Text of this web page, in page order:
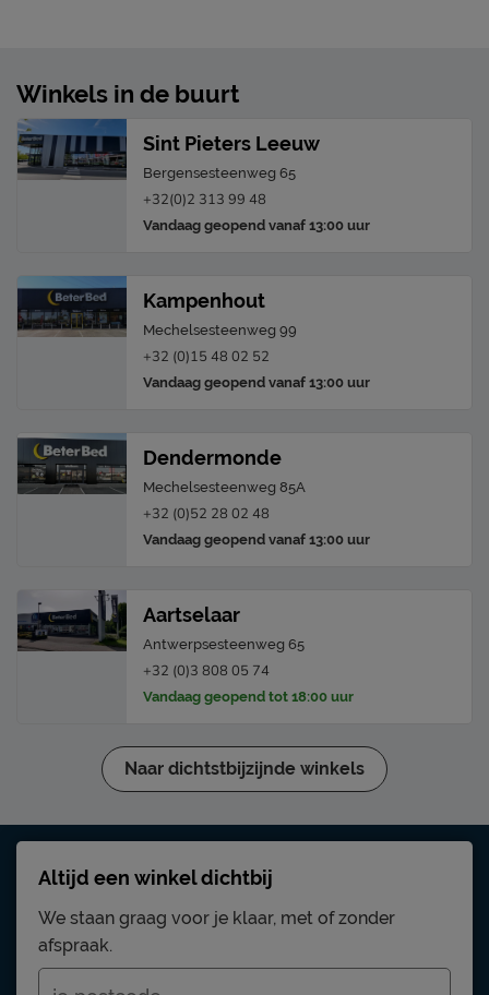
Winkels in de buurt
Sint Pieters Leeuw
Bergensesteenweg 65
+32(0)2 313 99 48
Vandaag geopend vanaf 13:00 uur
Kampenhout
Mechelsesteenweg 99
+32 (0)15 48 02 52
Vandaag geopend vanaf 13:00 uur
Dendermonde
Mechelsesteenweg 85A
+32 (0)52 28 02 48
Vandaag geopend vanaf 13:00 uur
Aartselaar
Antwerpsesteenweg 65
+32 (0)3 808 05 74
Vandaag geopend tot 18:00 uur
Naar dichtstbijzijnde winkels
Altijd een winkel dichtbij
We staan graag voor je klaar, met of zonder
afspraak.